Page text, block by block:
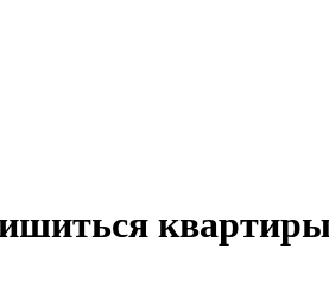
квартиры